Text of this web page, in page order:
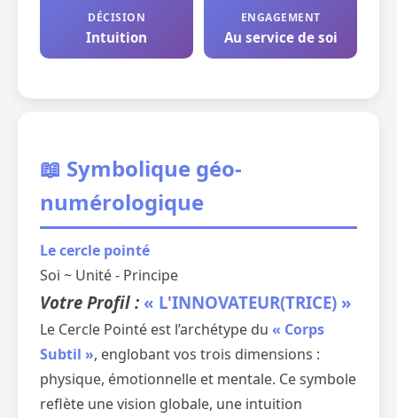
DÉCISION
Intuition
ENGAGEMENT
Au service de soi
📖 Symbolique géo-
numérologique
Le cercle pointé
Soi ~ Unité - Principe
Votre Profil : « L'INNOVATEUR(TRICE) »
Le Cercle Pointé est l’archétype du « Corps
Subtil », englobant vos trois dimensions :
physique, émotionnelle et mentale. Ce symbole
reflète une vision globale, une intuition